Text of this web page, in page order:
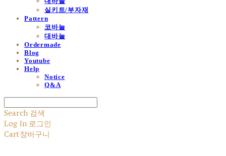
실키트/부자재
Pattern
코바늘
대바늘
Ordermade
Blog
Youtube
Help
Notice
Q&A
Search 검색
Log In 로그인
Cart장바구니